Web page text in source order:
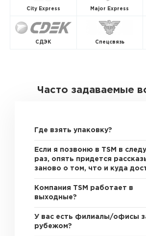
City Express Major Express
СДЭК Спецсвязь
Часто задаваемые
Где взять упаковку?
Если я позвоню в TSM в
раз, опять придется
заново о том, что и куда
Компания TSM работает в
выходные?
У вас есть филиалы/офисы
рубежом?